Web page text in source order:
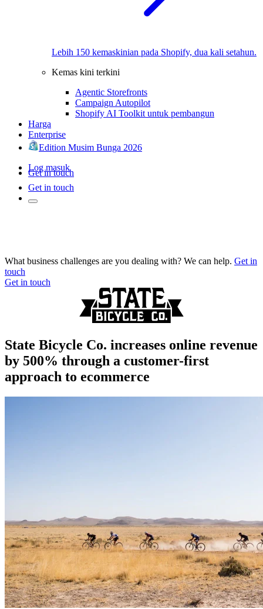
Lebih 150 kemaskinian pada Shopify, dua kali setahun.
Kemas kini terkini
Agentic Storefronts
Campaign Autopilot
Shopify AI Toolkit untuk pembangun
Harga
Enterprise
Edition Musim Bunga 2026
Log masuk
Get in touch
Get in touch
What business challenges are you dealing with? We can help. Get in
touch
Get in touch
State Bicycle Co. increases online revenue
by 500% through a customer-first
approach to ecommerce